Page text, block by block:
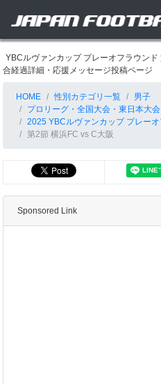
YBCルヴァンカップ プレーオフラウン
合経過詳細・応援メッセージ投稿ページ
HOME 性別カテゴリ一覧
男子
プロリーグ・全国大会・東日本大
2025 YBCルヴァンカップ プレー
第2節 横浜FC vs C大阪
Sponsored Link